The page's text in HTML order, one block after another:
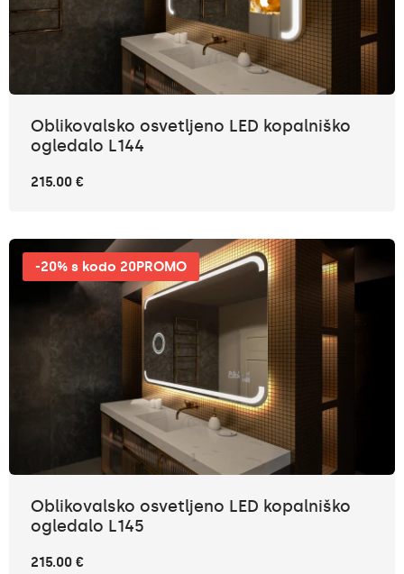
Oblikovalsko osvetljeno LED kopalniško
ogledalo L144
215.00 €
-20% s kodo 20PROMO
Oblikovalsko osvetljeno LED kopalniško
ogledalo L145
215.00 €